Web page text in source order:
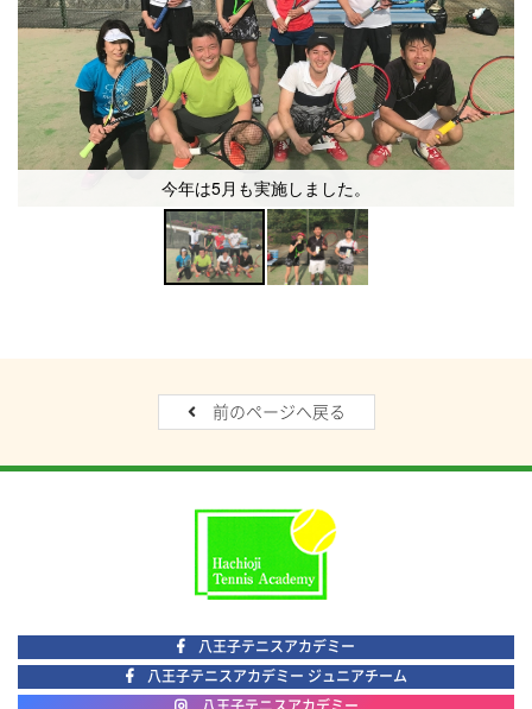
今年は5月も実施しました。
前のページへ戻る
八王子テニスアカデミー
八王子テニスアカデミー ジュニアチーム